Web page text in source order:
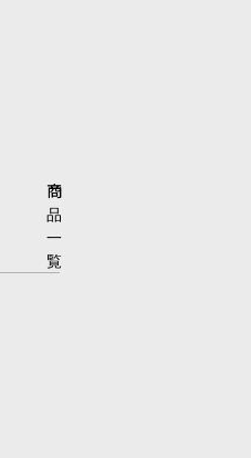
商
品
一
覧